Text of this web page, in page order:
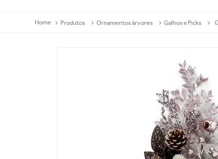
Produtos Ornamentos árvores Galhos e Picks